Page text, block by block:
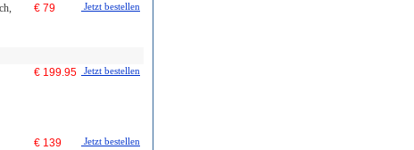
€ 79 Jetzt bestellen
€ 199.95 Jetzt bestellen
€ 139 Jetzt bestellen